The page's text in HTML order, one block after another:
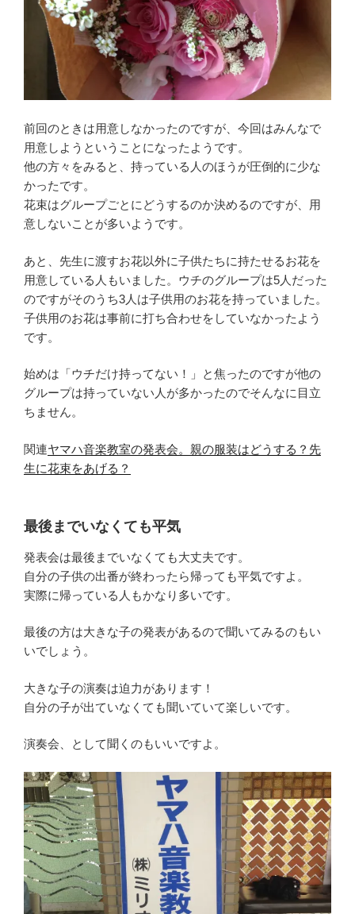
前回のときは用意しなかったのですが、今回はみんなで
用意しようということになったようです。
他の方々をみると、持っている人のほうが圧倒的に少な
かったです。
花束はグループごとにどうするのか決めるのですが、用
意しないことが多いようです。
あと、先生に渡すお花以外に子供たちに持たせるお花を
用意している人もいました。ウチのグループは5人だった
のですがそのうち3人は子供用のお花を持っていました。
子供用のお花は事前に打ち合わせをしていなかったよう
です。
始めは「ウチだけ持ってない！」と焦ったのですが他の
グループは持っていない人が多かったのでそんなに目立
ちません。
関連ヤマハ音楽教室の発表会。親の服装はどうする？先
生に花束をあげる？
最後までいなくても平気
発表会は最後までいなくても大丈夫です。
自分の子供の出番が終わったら帰っても平気ですよ。
実際に帰っている人もかなり多いです。
最後の方は大きな子の発表があるので聞いてみるのもい
いでしょう。
大きな子の演奏は迫力があります！
自分の子が出ていなくても聞いていて楽しいです。
演奏会、として聞くのもいいですよ。